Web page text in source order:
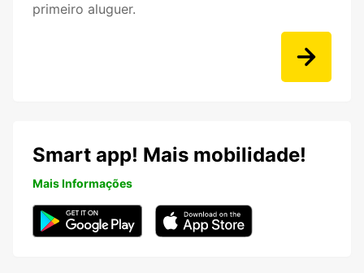
primeiro aluguer.
Smart app! Mais mobilidade!
Mais Informações